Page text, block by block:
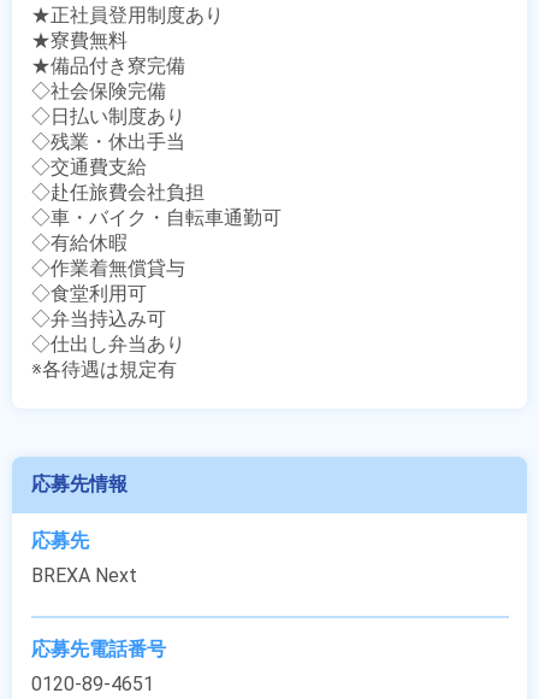
★正社員登用制度あり
★寮費無料
★備品付き寮完備
◇社会保険完備
◇日払い制度あり
◇残業・休出手当
◇交通費支給
◇赴任旅費会社負担
◇車・バイク・自転車通勤可
◇有給休暇
◇作業着無償貸与
◇食堂利用可
◇弁当持込み可
◇仕出し弁当あり
※各待遇は規定有
応募先情報
応募先
BREXA Next
応募先電話番号
0120-89-4651